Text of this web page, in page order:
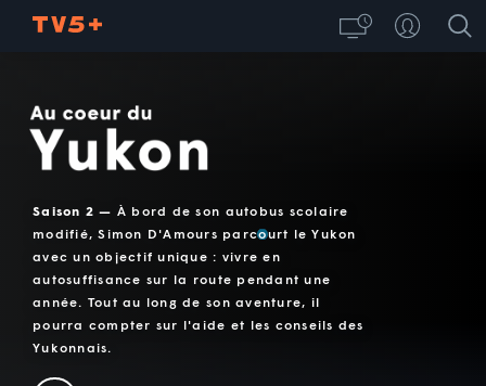
Saison 2 — À bord de son autobus scolaire
modifié, Simon D'Amours parcourt le Yukon
avec un objectif unique : vivre en
autosuffisance sur la route pendant une
année. Tout au long de son aventure, il
pourra compter sur l'aide et les conseils des
Yukonnais.